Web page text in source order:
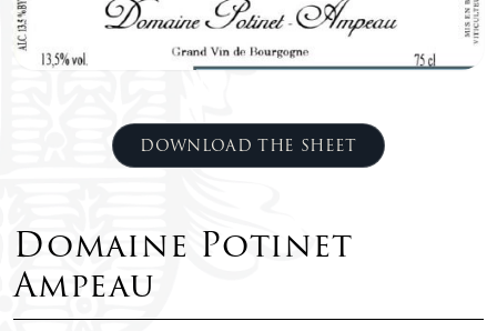
DOWNLOAD THE SHEET
Domaine Potinet
Ampeau